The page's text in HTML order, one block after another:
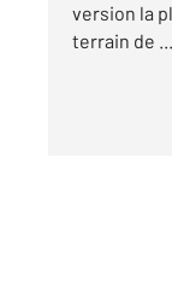
version la
terrain de ...